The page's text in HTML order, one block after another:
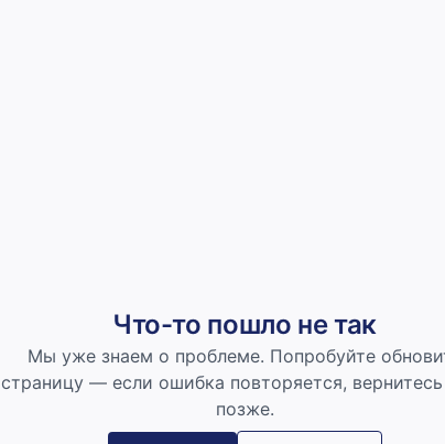
Что-то пошло не так
Мы уже знаем о проблеме. Попробуйте
страницу — если ошибка повторяется, вернитесь
позже.